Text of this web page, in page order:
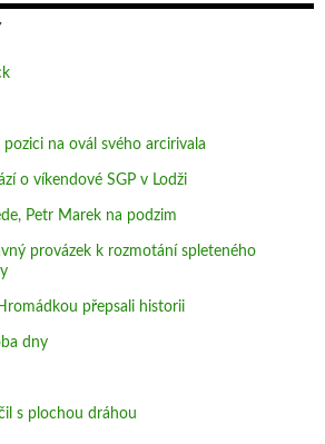
na ovál svého arcirivala
o víkendové SGP v Lodži
Petr Marek na podzim
provázek k rozmotání spleteného
přepsali historii
dny
s plochou dráhou